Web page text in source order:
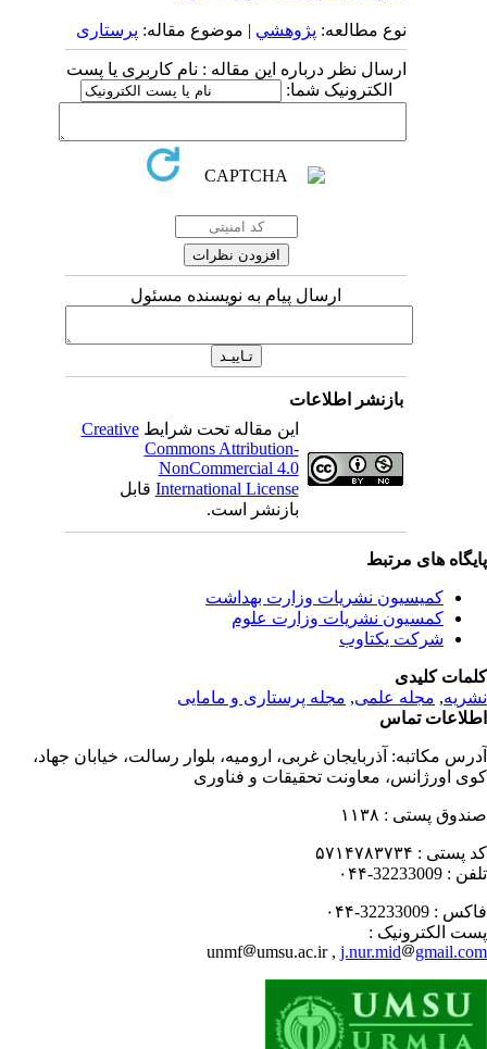
نوع مطالعه:پژوهشي| موضوع مقاله:پرستاری
ارسال نظر درباره این مقاله : نام کاربری یا پست
الکترونیک شما:
ارسال پیام به نویسنده مسئول
بازنشر اطلاعات
این مقاله تحت شرایطCreative
Commons Attribution-
NonCommercial 4.0
International Licenseقابل
بازنشر است.
های مرتبط
کمیسیون نشریات وزارت بهداشت
کمسیون نشریات وزارت علوم
شرکت یکتاوب
کلیدی
,مجله علمی, مجله پرستاری و مامایی
تماس
مکاتبه:آذربایجان غربی، ارومیه، بلوار رسالت، خیابان جهاد،
اورژانس، معاونت تحقیقات و فناوری
پستی : ۱۱۳۸
پستی : ۵۷۱۴۷۸۳۷۳۴
: 32233009-۰۴۴
: 32233009-۰۴۴
الکترونیک :
unmf
umsu.ac.ir ,j.nur.mid